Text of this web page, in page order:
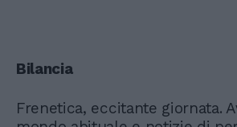
Bilancia
Frenetica, eccitante giornata.